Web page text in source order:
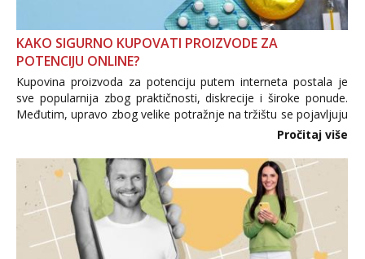
KAKO SIGURNO KUPOVATI PROIZVODE ZA
POTENCIJU ONLINE?
Kupovina proizvoda za potenciju putem interneta postala je
sve popularnija zbog praktičnosti, diskrecije i široke ponude.
Međutim, upravo zbog velike potražnje na tržištu se pojavljuju
i brojni krivotvoreni proizvodi, nepouzdane internetske
Pročitaj više